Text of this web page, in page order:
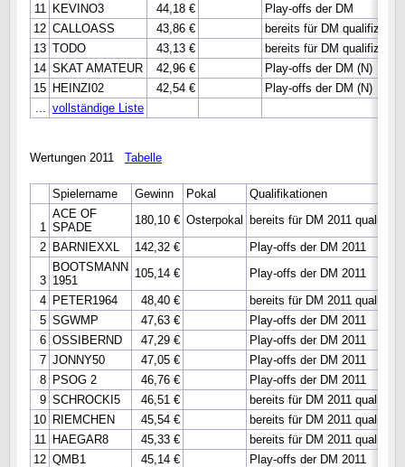
11 KEVINO3 44,18 €
Play-offs der DM
12 CALLOASS 43,86 €
bereits für DM qualifiziert
13 TODO 43,13 €
bereits für DM qualifiziert
14 SKAT AMATEUR 42,96 €
Play-offs der DM (N)
15 HEINZI02 42,54 €
Play-offs der DM (N)
... vollständige Liste
Wertungen 2011 Tabelle
Spielername Gewinn Pokal Qualifikationen
1
ACE OF
SPADE
180,10 € Osterpokal
bereits für DM 2011
2 BARNIEXXL 142,32 € Play-offs der DM 2011
3
BOOTSMANN
1951
105,14 €
Play-offs der DM 2011
4 PETER1964 48,40 €
bereits für DM 2011
5 SGWMP 47,63 €
Play-offs der DM 2011
6 OSSIBERND 47,29 €
Play-offs der DM 2011
7 JONNY50 47,05 €
Play-offs der DM 2011
8 PSOG 2 46,76 €
Play-offs der DM 2011
9 SCHROCKI5 46,51 €
bereits für DM 2011
10 RIEMCHEN 45,54 €
bereits für DM 2011
11 HAEGAR8 45,33 €
bereits für DM 2011
12 QMB1 45,14 €
Play-offs der DM 2011